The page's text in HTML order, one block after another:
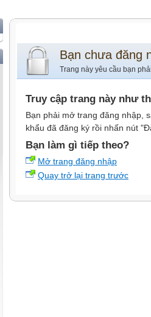
Bạn chưa đăng
Trang này yêu cầu bạn
Truy cập trang này như
Bạn phải mở trang đăng nhập,
khẩu đã đăng ký rồi nhấn nút
Bạn làm gì tiếp theo?
Mở trang đăng nhập
Quay trở lại trang trước